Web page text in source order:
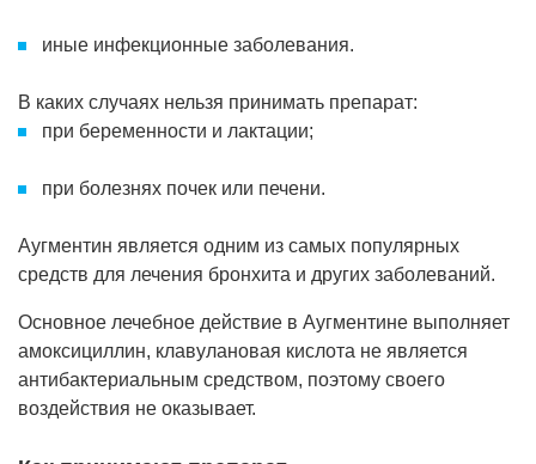
иные инфекционные заболевания.
В каких случаях нельзя принимать препарат:
при беременности и лактации;
при болезнях почек или печени.
Аугментин является одним из самых популярных
средств для лечения бронхита и других заболеваний.
Основное лечебное действие в Аугментине выполняет
амоксициллин, клавулановая кислота не является
антибактериальным средством, поэтому своего
воздействия не оказывает.